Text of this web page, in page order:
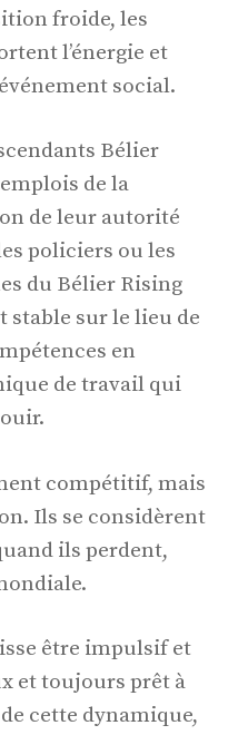
froide, les
l’énergie et
social.
Bélier
de la
de leur autorité
policiers ou les
du Bélier Rising
stable sur le lieu de
en
de travail qui
compétitif, mais
Ils se considèrent
ils perdent,
être impulsif et
et toujours prêt à
cette dynamique,